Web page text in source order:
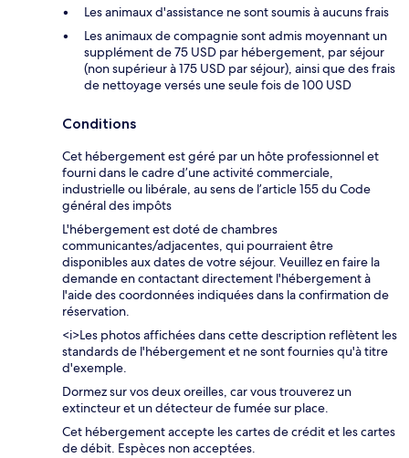
Les animaux d'assistance ne sont soumis à aucuns frais
Les animaux de compagnie sont admis moyennant un
supplément de 75 USD par hébergement, par séjour
(non supérieur à 175 USD par séjour), ainsi que des frais
de nettoyage versés une seule fois de 100 USD
Conditions
Cet hébergement est géré par un hôte professionnel et
fourni dans le cadre d’une activité commerciale,
industrielle ou libérale, au sens de l’article 155 du Code
général des impôts
L'hébergement est doté de chambres
communicantes/adjacentes, qui pourraient être
disponibles aux dates de votre séjour. Veuillez en faire la
demande en contactant directement l'hébergement à
l'aide des coordonnées indiquées dans la confirmation de
réservation.
<i>Les photos affichées dans cette description reflètent les
standards de l'hébergement et ne sont fournies qu'à titre
d'exemple.
Dormez sur vos deux oreilles, car vous trouverez un
extincteur et un détecteur de fumée sur place.
Cet hébergement accepte les cartes de crédit et les cartes
de débit. Espèces non acceptées.